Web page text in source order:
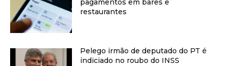
restaurantes
Pelego irmão de deputado do PT é
indiciado no roubo do INSS